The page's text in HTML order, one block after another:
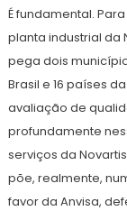
É fundamental.
planta industrial da
pega dois
Brasil e 16 países
avaliação de
profundamente
serviços da
põe, realmente,
favor da Anvisa,